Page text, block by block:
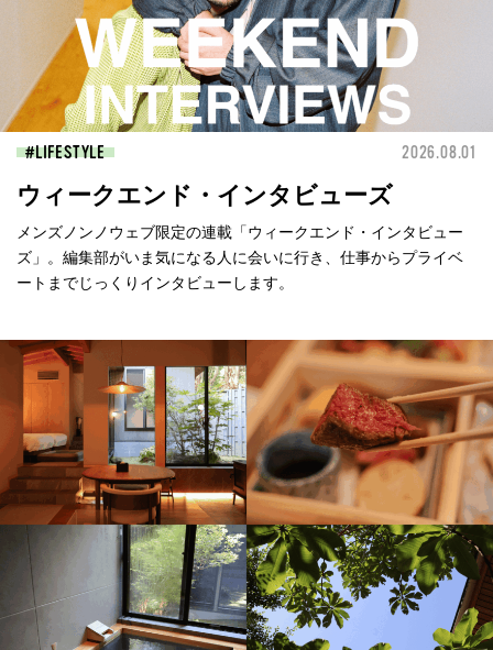
LIFESTYLE 2026.08.01
ウィークエンド・インタビューズ
メンズノンノウェブ限定の連載「ウィークエンド・インタビュー
ズ」。編集部がいま気になる人に会いに行き、仕事からプライベ
ートまでじっくりインタビューします。